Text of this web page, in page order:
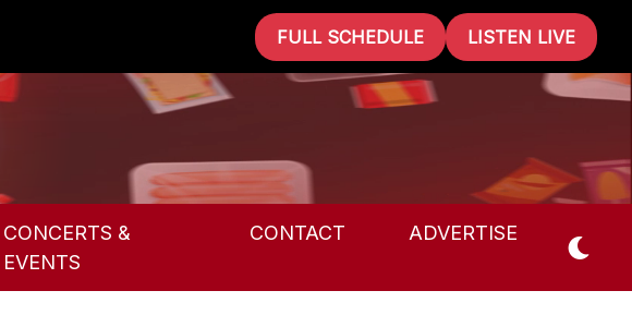
FULL SCHEDULE LISTEN LIVE
CONCERTS &
EVENTS
CONTACT ADVERTISE